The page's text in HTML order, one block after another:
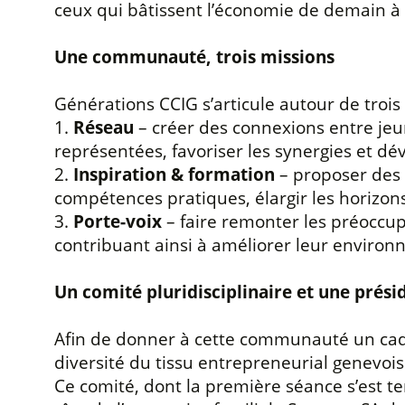
ceux qui bâtissent l’économie de demain à
Une communauté, trois missions
Générations CCIG s’articule autour de
1. Réseau – créer des connexions entre
représentées, favoriser les synergies et
2. Inspiration & formation – proposer
compétences pratiques, élargir les
3. Porte-voix– faire remonter les
contribuant ainsi à améliorer leur
Un comité pluridisciplinaire et une
Afin de donner à cette communauté un
diversité du tissu entrepreneurial
Ce comité, dont la première séance s’est